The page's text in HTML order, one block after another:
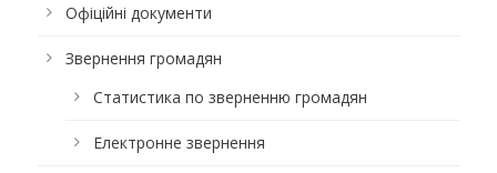
Офіційні документи
Звернення громадян
Статистика по зверненню громадян
Електронне звернення